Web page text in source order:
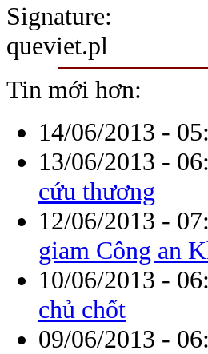
Signature:
queviet.pl
Tin mới hơn:
14/06/2013 -
13/06/2013 -
cứu thương
12/06/2013 -
giam Công an
10/06/2013 -
chủ chốt
09/06/2013 -